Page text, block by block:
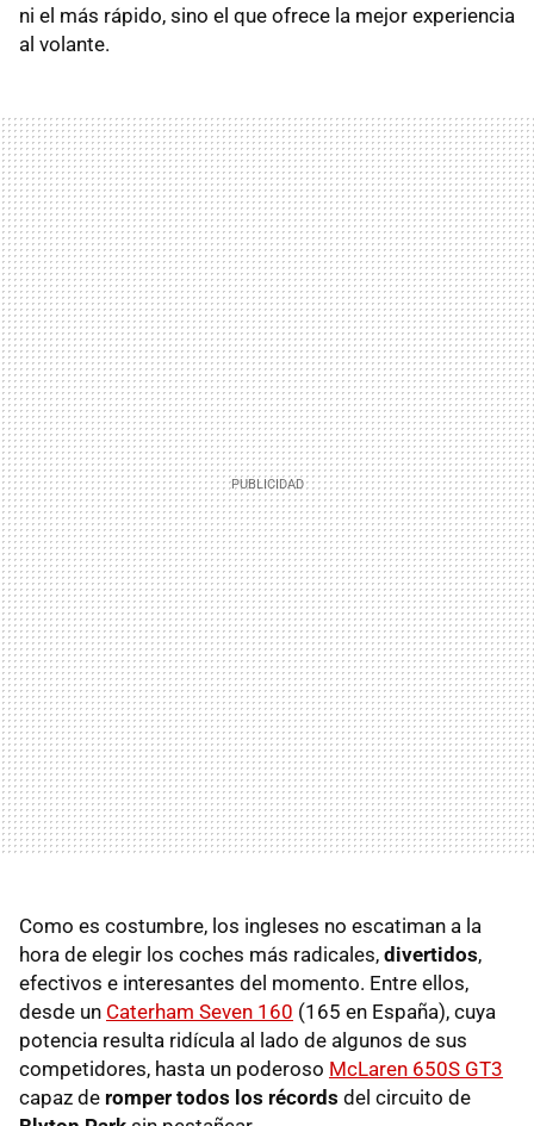
ni el más rápido, sino el que ofrece la mejor experiencia
al volante.
Como es costumbre, los ingleses no escatiman a la
hora de elegir los coches más radicales, divertidos,
efectivos e interesantes del momento. Entre ellos,
desde un Caterham Seven 160 (165 en España), cuya
potencia resulta ridícula al lado de algunos de sus
competidores, hasta un poderoso McLaren 650S GT3
capaz de romper todos los récords del circuito de